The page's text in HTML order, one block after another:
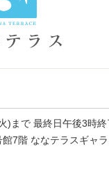
)まで 最終日午後3時終
7階 ななテラスギャラ